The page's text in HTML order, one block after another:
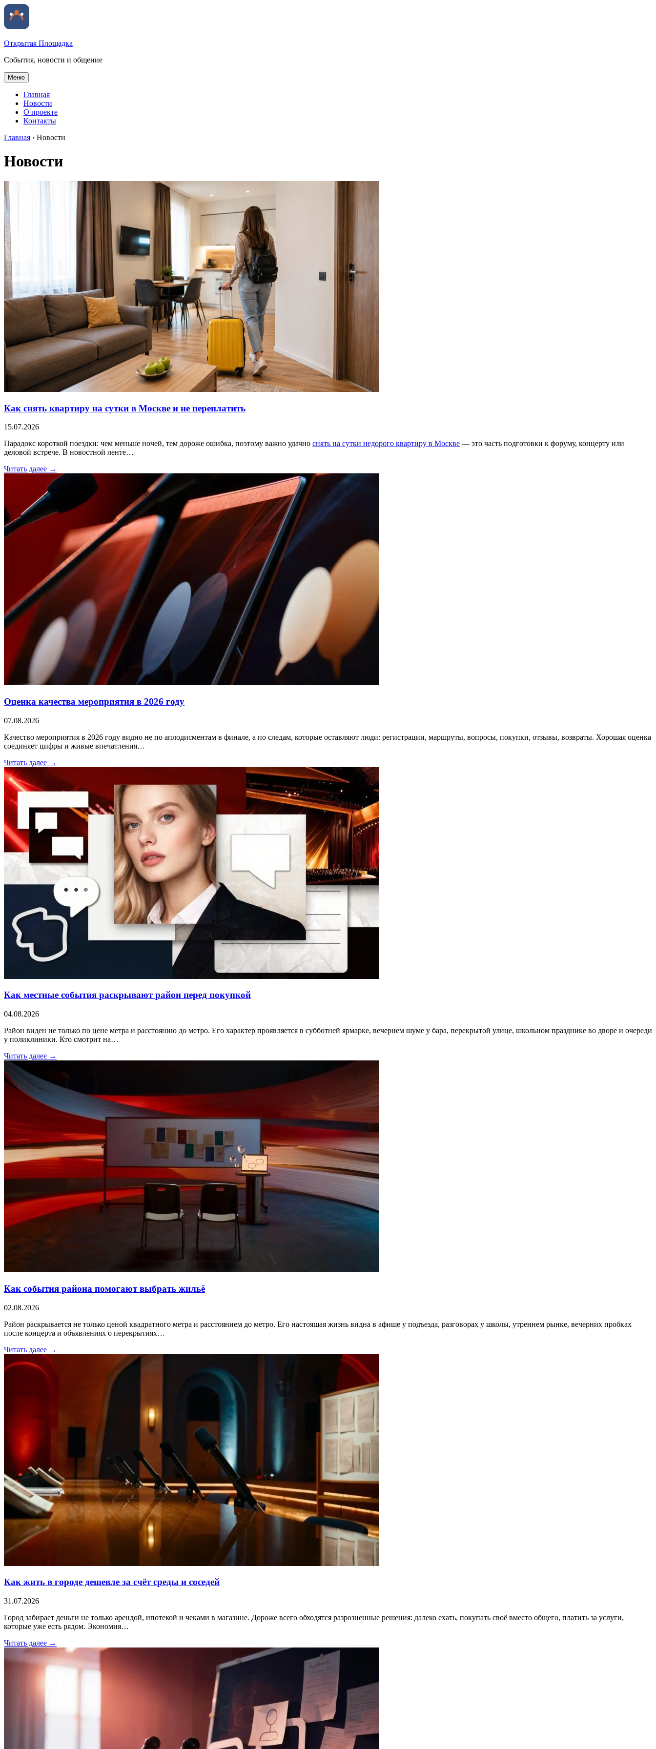
Открытая Площадка
События, новости и общение
Меню
Главная
Новости
О проекте
Контакты
Главная › Новости
Новости
Как снять квартиру на сутки в Москве и не переплатить
15.07.2026
Парадокс короткой поездки: чем меньше ночей, тем дороже ошибка, поэтому важно удачно снять на сутки недорого квартиру в Москве — это часть подготовки к форуму, концерту или
деловой встрече. В новостной ленте…
Читать далее →
Оценка качества мероприятия в 2026 году
07.08.2026
Качество мероприятия в 2026 году видно не по аплодисментам в финале, а по следам, которые оставляют люди: регистрации, маршруты, вопросы, покупки, отзывы, возвраты. Хорошая оценка
соединяет цифры и живые впечатления…
Читать далее →
Как местные события раскрывают район перед покупкой
04.08.2026
Район виден не только по цене метра и расстоянию до метро. Его характер проявляется в субботней ярмарке, вечернем шуме у бара, перекрытой улице, школьном празднике во дворе и очереди
у поликлиники. Кто смотрит на…
Читать далее →
Как события района помогают выбрать жильё
02.08.2026
Район раскрывается не только ценой квадратного метра и расстоянием до метро. Его настоящая жизнь видна в афише у подъезда, разговорах у школы, утреннем рынке, вечерних пробках
после концерта и объявлениях о перекрытиях…
Читать далее →
Как жить в городе дешевле за счёт среды и соседей
31.07.2026
Город забирает деньги не только арендой, ипотекой и чеками в магазине. Дороже всего обходятся разрозненные решения: далеко ехать, покупать своё вместо общего, платить за услуги,
которые уже есть рядом. Экономия…
Читать далее →